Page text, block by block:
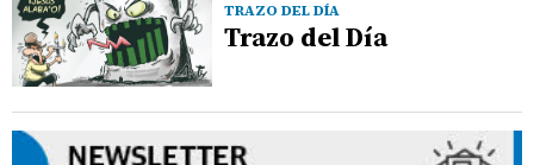
TRAZO DEL DÍA
Trazo del Día